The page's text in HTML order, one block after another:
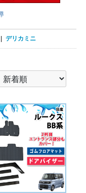
デリカミニ